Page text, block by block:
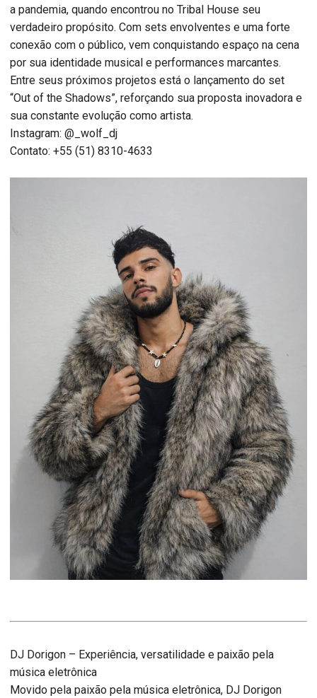
a pandemia, quando encontrou no Tribal House seu
verdadeiro propósito. Com sets envolventes e uma forte
conexão com o público, vem conquistando espaço na cena
por sua identidade musical e performances marcantes.
Entre seus próximos projetos está o lançamento do set
“Out of the Shadows”, reforçando sua proposta inovadora e
sua constante evolução como artista.
Instagram: @_wolf_dj
Contato: +55 (51) 8310-4633
DJ Dorigon – Experiência, versatilidade e paixão pela
música eletrônica
Movido pela paixão pela música eletrônica, DJ Dorigon